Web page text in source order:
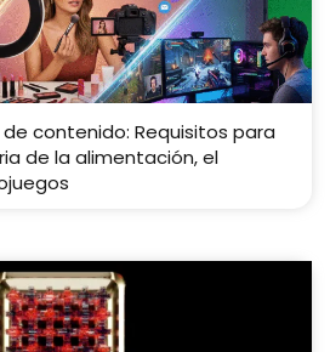
contenido: Requisitos para
de la alimentación, el